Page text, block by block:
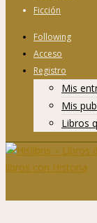
Ficción
Following
Acceso
Registro
Mis
Mis
Libros